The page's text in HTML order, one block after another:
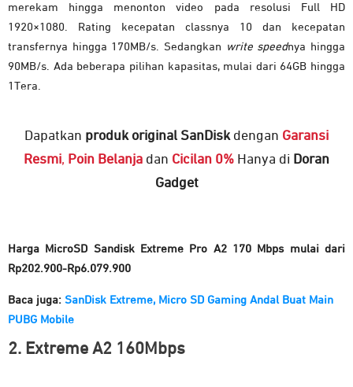
merekam hingga menonton video pada resolusi Full HD
1920×1080. Rating kecepatan classnya 10 dan kecepatan
transfernya hingga 170MB/s. Sedangkan write speednya hingga
90MB/s. Ada beberapa pilihan kapasitas, mulai dari 64GB hingga
1Tera.
Dapatkan produk original SanDisk dengan Garansi
Resmi, Poin Belanja dan Cicilan 0% Hanya di Doran
Gadget
Harga MicroSD Sandisk Extreme Pro A2 170 Mbps mulai dari
Rp202.900-Rp6.079.900
Baca juga: SanDisk Extreme, Micro SD Gaming Andal Buat Main
PUBG Mobile
2. Extreme A2 160Mbps